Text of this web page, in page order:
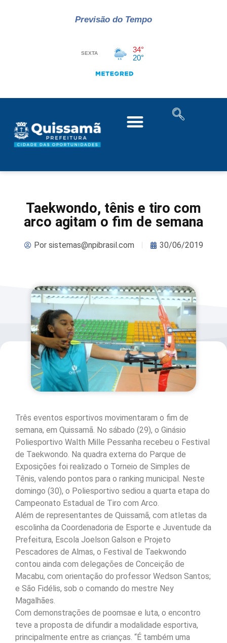
Previsão do Tempo
Taekwondo, tênis e tiro com
arco agitam o fim de semana
Porsistemas@npibrasil.com 30/06/2019
Três eventos esportivos movimentaram o fim de
semana, em Quissamã. No sábado (29), o Ginásio
Poliesportivo Walth Mille Pessanha recebeu o Festival
de Taekwondo. Na quadra externa do Parque de
Exposições foi realizado o Torneio de Simples de
Tênis, valendo pontos para o ranking municipal. Neste
domingo (30), o Poliesportivo sediou a quarta etapa do
Campeonato Estadual de Tiro com Arco.
Além de representantes de Quissamã, com atletas da
escolinha da Coordenadoria de Esporte e Juventude da
Prefeitura, Escola Joelson Galson e Projeto
Pescadores de Almas, o Festival de Taekwondo
contou ainda com delegações de Conceição de
Macabu, com orientação do professor Wedson Santos;
e São Fidélis, sob o comando do mestre Ney
Magalhães.
Com demonstrações de poomsae e luta, o encontro
teve a proposta de difundir a modalidade esportiva,
principalmente entre as crianças. “É também uma